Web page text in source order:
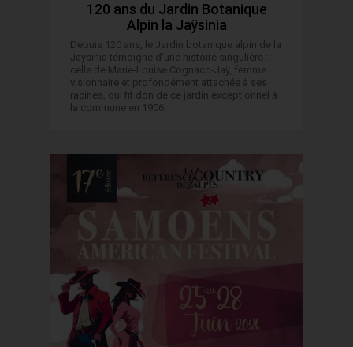
120 ans du Jardin Botanique
Alpin la Jaÿsinia
Depuis 120 ans, le Jardin botanique alpin de la
Jaÿsinia témoigne d'une histoire singulière :
celle de Marie-Louise Cognacq-Jaÿ, femme
visionnaire et profondément attachée à ses
racines, qui fit don de ce jardin exceptionnel à
la commune en 1906